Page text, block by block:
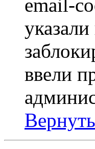
email-
ввели